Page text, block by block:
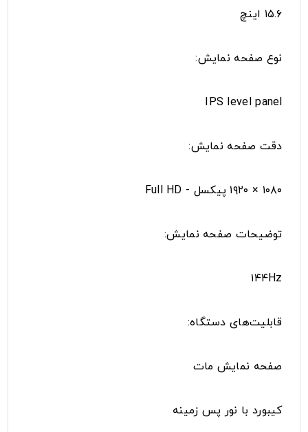
۱۵.۶ اینچ
نوع صفحه نمایش:
IPS level panel
دقت صفحه نمایش:
۱۰۸۰ × ۱۹۲۰ پیکسل - Full HD
توضیحات صفحه نمایش:
۱۴۴Hz
قابلیت‌های دستگاه:
صفحه نمایش مات
کیبورد با نور پس زمینه